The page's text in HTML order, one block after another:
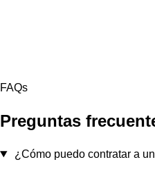
FAQs
Preguntas
¿Cómo puedo contratar a